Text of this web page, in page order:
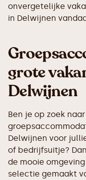
onvergetelijke
in Delwijnen
grote
Delwijnen
Ben je op zoek
Delwijnen voor
of bedrijfsuitje?
de mooie
selectie gemaakt